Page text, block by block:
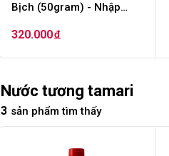
Bịch (50gram) - Nhập
320.000đ
Nước tương tamari
3 sản phẩm tìm thấy